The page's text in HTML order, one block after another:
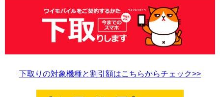
下取りの対象機種と割引額はこちらからチェック>>